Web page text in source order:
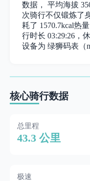
数据， 平均海拔
次骑行不仅锻炼了
耗了 1570.7kcal热
行时长 03:29:26，
设备为 绿狮码表（
核心骑行数据
总里程
43.3 公里
极速